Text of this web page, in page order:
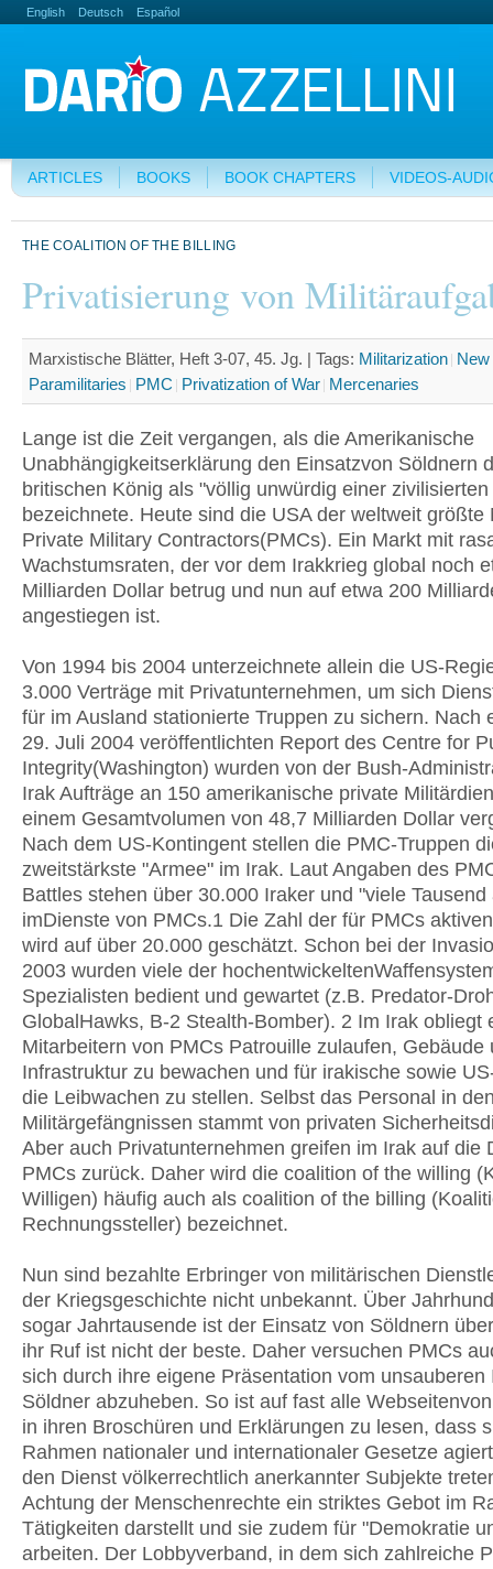
English Deutsch Español
ARTICLES BOOKS BOOK CHAPTERS VIDEOS-
THE COALITION OF THE BILLING
Privatisierung von
Marxistische Blätter, Heft 3-07, 45. Jg. | Tags: Militarization
Paramilitaries PMC Privatization of War Mercenaries
Lange ist die Zeit vergangen, als die Amerikanische
Unabhängigkeitserklärung den Einsatzvon Söldnern
britischen König als "völlig unwürdig einer
bezeichnete. Heute sind die USA der weltweit größte
Private Military Contractors(PMCs). Ein Markt mit
Wachstumsraten, der vor dem Irakkrieg global noch
Milliarden Dollar betrug und nun auf etwa 200
angestiegen ist.
Von 1994 bis 2004 unterzeichnete allein die US-
3.000 Verträge mit Privatunternehmen, um sich
für im Ausland stationierte Truppen zu sichern. Nach
29. Juli 2004 veröffentlichten Report des Centre for
Integrity(Washington) wurden von der Bush-
Irak Aufträge an 150 amerikanische private
einem Gesamtvolumen von 48,7 Milliarden Dollar
Nach dem US-Kontingent stellen die PMC-Truppen
zweitstärkste "Armee" im Irak. Laut Angaben des
Battles stehen über 30.000 Iraker und "viele Tausend
imDienste von PMCs.1 Die Zahl der für PMCs
wird auf über 20.000 geschätzt. Schon bei der
2003 wurden viele der
Spezialisten bedient und gewartet (z.B. Predator-
GlobalHawks, B-2 Stealth-Bomber). 2 Im Irak obliegt
Mitarbeitern von PMCs Patrouille zulaufen, Gebäude
Infrastruktur zu bewachen und für irakische sowie
die Leibwachen zu stellen. Selbst das Personal in
Militärgefängnissen stammt von privaten
Aber auch Privatunternehmen greifen im Irak auf die
PMCs zurück. Daher wird die coalition of the willing
Willigen) häufig auch als coalition of the billing
Rechnungssteller) bezeichnet.
Nun sind bezahlte Erbringer von militärischen
der Kriegsgeschichte nicht unbekannt. Über
sogar Jahrtausende ist der Einsatz von Söldnern
ihr Ruf ist nicht der beste. Daher versuchen PMCs
sich durch ihre eigene Präsentation vom unsauberen
Söldner abzuheben. So ist auf fast alle
in ihren Broschüren und Erklärungen zu lesen, dass
Rahmen nationaler und internationaler Gesetze
den Dienst völkerrechtlich anerkannter Subjekte
Achtung der Menschenrechte ein striktes Gebot im
Tätigkeiten darstellt und sie zudem für "Demokratie
arbeiten. Der Lobbyverband, in dem sich zahlreiche